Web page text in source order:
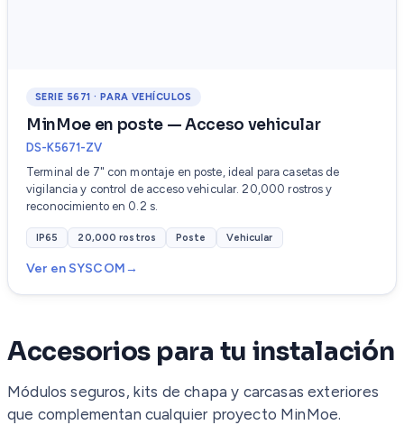
SERIE 5671 · PARA VEHÍCULOS
MinMoe en poste — Acceso vehicular
DS-K5671-ZV
Terminal de 7" con montaje en poste, ideal para casetas de
vigilancia y control de acceso vehicular. 20,000 rostros y
reconocimiento en 0.2 s.
IP65 20,000 rostros Poste Vehicular
Ver en SYSCOM
Accesorios para tu instalación
Módulos seguros, kits de chapa y carcasas exteriores
que complementan cualquier proyecto MinMoe.